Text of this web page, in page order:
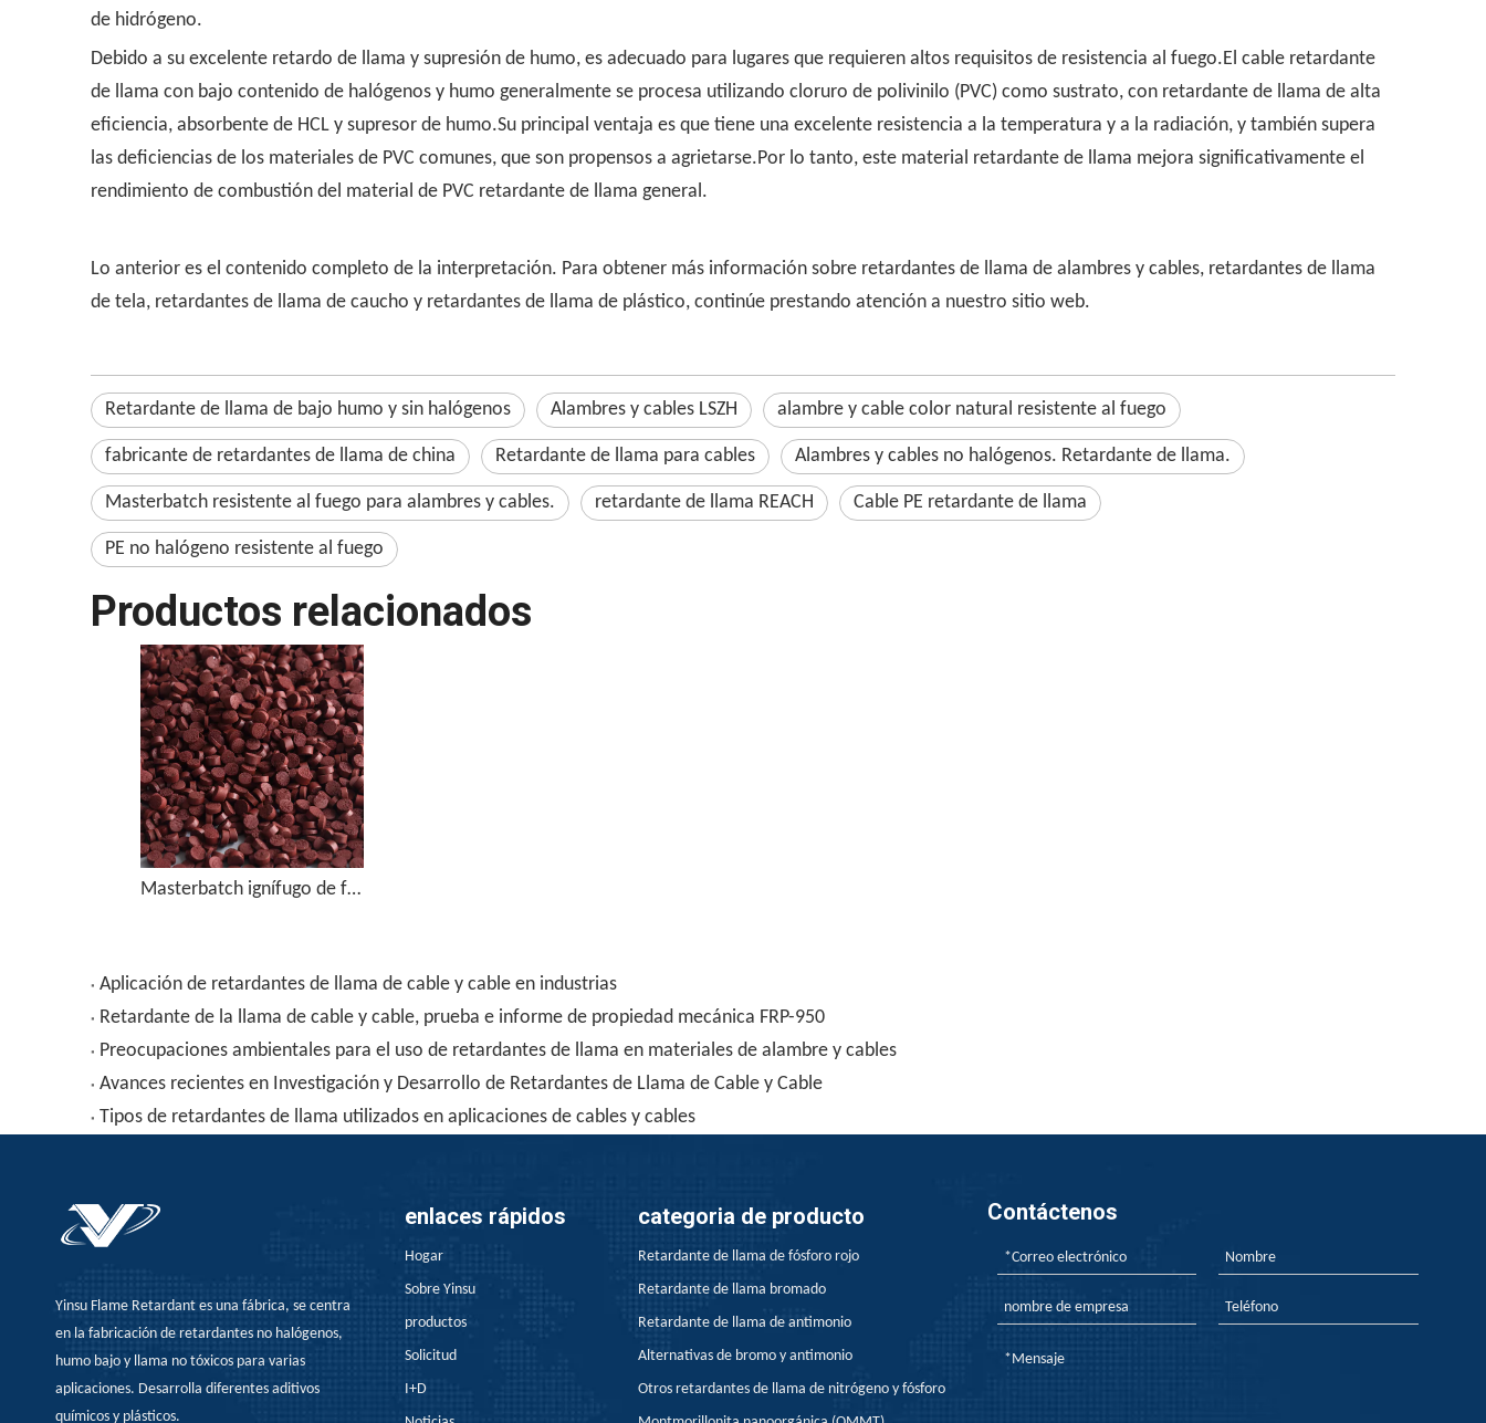
de hidrógeno.
Debido a su excelente retardo de llama y supresión de humo, es adecuado para lugares que requieren altos requisitos de resistencia al fuego.El cable retardante
de llama con bajo contenido de halógenos y humo generalmente se procesa utilizando cloruro de polivinilo (PVC) como sustrato, con retardante de llama de alta
eficiencia, absorbente de HCL y supresor de humo.Su principal ventaja es que tiene una excelente resistencia a la temperatura y a la radiación, y también supera
las deficiencias de los materiales de PVC comunes, que son propensos a agrietarse.Por lo tanto, este material retardante de llama mejora significativamente el
rendimiento de combustión del material de PVC retardante de llama general.
Lo anterior es el contenido completo de la interpretación. Para obtener más información sobre retardantes de llama de alambres y cables, retardantes de llama
de tela, retardantes de llama de caucho y retardantes de llama de plástico, continúe prestando atención a nuestro sitio web.
Retardante de llama de bajo humo y sin halógenos Alambres y cables LSZH alambre y cable color natural resistente al fuego
fabricante de retardantes de llama de china Retardante de llama para cables Alambres y cables no halógenos. Retardante de llama.
Masterbatch resistente al fuego para alambres y cables. retardante de llama REACH Cable PE retardante de llama
PE no halógeno resistente al fuego
Productos relacionados
Masterbatch ignífugo de fósforo rojo de alta concentración FRP-950
Aplicación de retardantes de llama de cable y cable en industrias
Retardante de la llama de cable y cable, prueba e informe de propiedad mecánica FRP-950
Preocupaciones ambientales para el uso de retardantes de llama en materiales de alambre y cables
Avances recientes en Investigación y Desarrollo de Retardantes de Llama de Cable y Cable
Tipos de retardantes de llama utilizados en aplicaciones de cables y cables
Yinsu Flame Retardant es una fábrica, se centra
en la fabricación de retardantes no halógenos,
humo bajo y llama no tóxicos para varias
aplicaciones. Desarrolla diferentes aditivos
químicos y plásticos.
enlaces rápidos
Hogar
Sobre Yinsu
productos
Solicitud
I+D
categoria de producto
Retardante de llama de fósforo rojo
Retardante de llama bromado
Retardante de llama de antimonio
Alternativas de bromo y antimonio
Otros retardantes de llama de nitrógeno y fósforo
Contáctenos